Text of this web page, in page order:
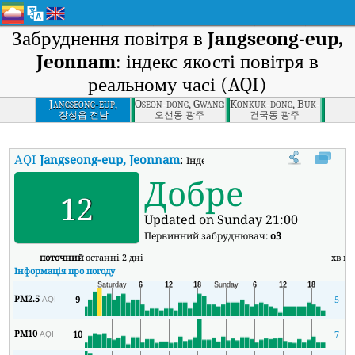
Забруднення повітря в Jangseong-eup,
Jeonnam: індекс якості повітря в
реальному часі (AQI)
Jangseong-eup,
Jeonnam
장성읍 전남
Oseon-dong, Gwangsan-gu, Gwangju
오선동 광주
Konkuk-dong, Buk-gu,
건국동 광주
AQIJangseong-eup, Jeonnam:Індекс якості повітря в
12 Добре
Updated on Sunday 21:00
Первинний забруднювач:o3
поточнийостанні 2 дні хв
Інформація про погоду
PM2.5AQI 9 5
PM10AQI 10 7